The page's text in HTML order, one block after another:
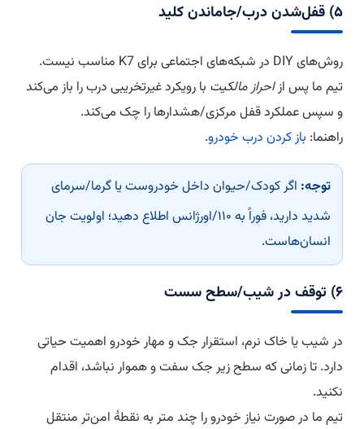
۵) قفل‌شدن درب/جاماندن کلید
روش‌های DIY در شبکه‌های اجتماعی برای K7 مناسب نیست.
تیم ما پس ازاحراز مالکیت با رویکرد غیرتخریبی درب را باز می‌کند
و سپس عملکرد قفل مرکزی/هشدارها را چک می‌کند.
راهنما: باز کردن درب خودرو.
توجه: اگر کودک/حیوان داخل خودروست یا گرما/سرمای
شدید دارید، فوراً به ۱۱۰/اورژانس اطلاع دهید؛ اولویت جان
انسان‌هاست.
۶) توقف در شیب/سطح سست
در شیب یا خاک نرم، استقرار جک و مهار خودرو اهمیت حیاتی
دارد. تا زمانی که سطح زیر جک سفت و هموار نباشد، اقدام
نکنید.
تیم ما در صورت نیاز خودرو را چند متر به نقطهٔ امن‌تر منتقل